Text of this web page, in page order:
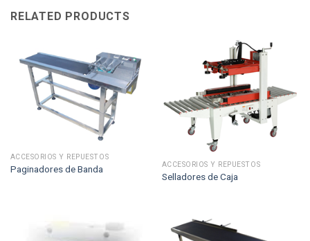
RELATED PRODUCTS
ACCESORIOS Y REPUESTOS
Paginadores de Banda ACCESORIOS Y REPUESTOS
Selladores de Caja